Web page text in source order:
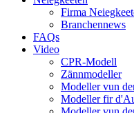
Firma
Branchennews
FAQs
Video
CPR-Modell
Zännmodeller
Modeller vun
Modeller fir